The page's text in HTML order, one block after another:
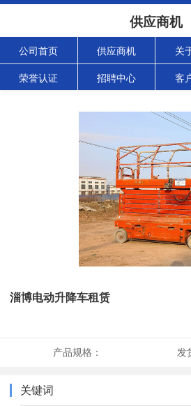
供应商机
公司首页 供应商机 关
荣誉认证 招聘中心 客
淄博电动升降车租赁
产品规格： 发
关键词